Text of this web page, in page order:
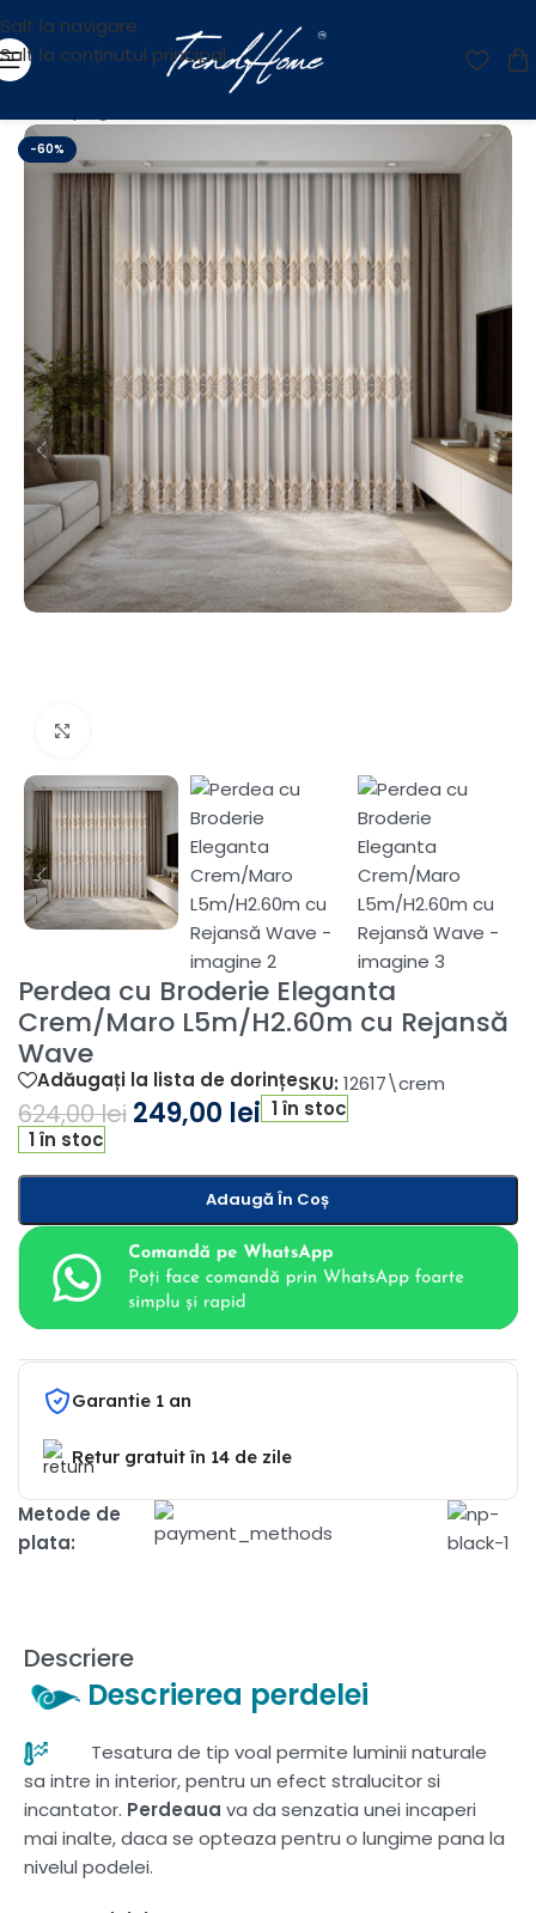
Salt la navigare
Salt la conținutul principal
-60%
Perdea cu Broderie Eleganta
Crem/Maro L5m/H2.60m cu Rejansă
Wave
Adăugați la lista de dorințeSKU: 12617\crem
624,00lei 249,00 lei 1 în stoc
1 în stoc
Adaugă În Coș
Garantie 1 an
Retur gratuit în 14 de zile
Metode de
plata:
Descriere
Descrierea perdelei
Tesatura de tip voal permite luminii naturale
sa intre in interior, pentru un efect stralucitor si
incantator. Perdeaua va da senzatia unei incaperi
mai inalte, daca se opteaza pentru o lungime pana la
nivelul podelei.